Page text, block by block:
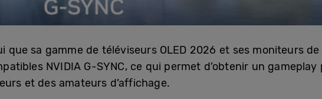
que sa gamme de téléviseurs OLED 2026 et ses moniteurs de
NVIDIA G-SYNC, ce qui permet d’obtenir un gameplay
et des amateurs d’affichage.